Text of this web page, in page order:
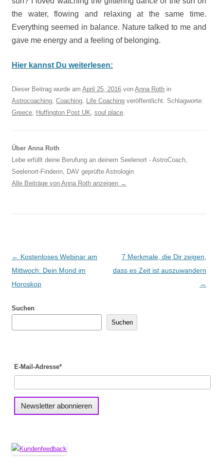
the water, flowing and relaxing at the same time.
Everything seemed in balance. Nature talked to me and
gave me energy and a feeling of belonging.
Hier kannst Du weiterlesen:
Dieser Beitrag wurde am April 25, 2016 von Anna Roth in
Astrocoaching, Coaching, Life Coaching veröffentlicht. Schlagworte:
Greece, Huffington Post UK, soul place.
Über Anna Roth
Lebe erfüllt deine Berufung an deinem Seelenort - AstroCoach,
Seelenort-Finderin, DAV geprüfte Astrologin
Alle Beiträge von Anna Roth anzeigen →
Beitragsnavigation
← Kostenloses Webinar am
Mittwoch: Dein Mond im
Horoskop
7 Merkmale, die Dir zeigen,
dass es Zeit ist auszuwandern
→
Suchen
Suchen
E-Mail-Adresse*